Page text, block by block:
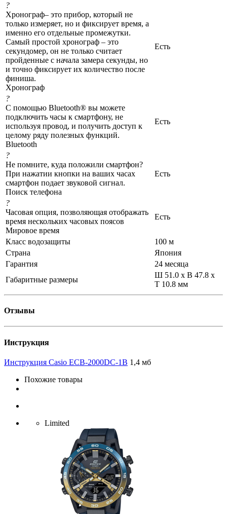
?
Хронограф– это прибор, который не
только измеряет, но и фиксирует время, а
именно его отдельные промежутки.
Самый простой хронограф – это
секундомер, он не только считает
пройденные с начала замера секунды, но
и точно фиксирует их количество после
финиша.
Хронограф
Есть
?
С помощью Bluetooth® вы можете
подключить часы к смартфону, не
используя провод, и получить доступ к
целому ряду полезных функций.
Bluetooth
Есть
?
Не помните, куда положили смартфон?
При нажатии кнопки на ваших часах
смартфон подает звуковой сигнал.
Поиск телефона
Есть
?
Часовая опция, позволяющая отображать
время нескольких часовых поясов
Мировое время
Есть
Класс водозащиты
100 м
Страна
Япония
Гарантия
24 месяца
Габаритные размеры
Ш 51.0 x В 47.8 x
Т 10.8 мм
Отзывы
Инструкция
Инструкция Casio ECB-2000DC-1B 1,4 мб
Похожие товары
Limited